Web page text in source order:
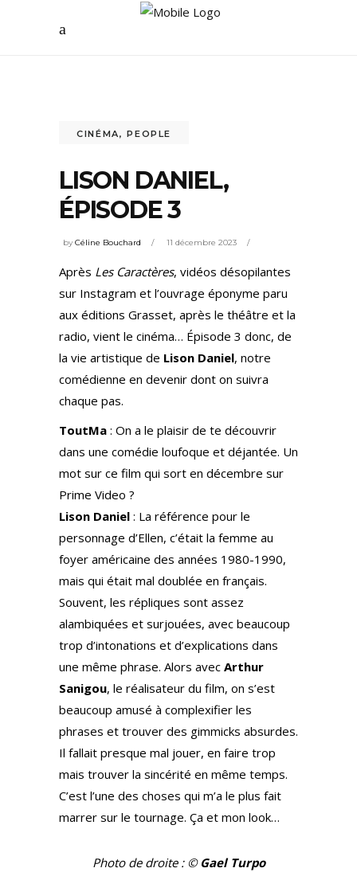
CINÉMA,PEOPLE
LISON DANIEL,
ÉPISODE 3
byCéline Bouchard 11 décembre 2023
Après Les Caractères, vidéos désopilantes
sur Instagram et l’ouvrage éponyme paru
aux éditions Grasset, après le théâtre et la
radio, vient le cinéma… Épisode 3 donc, de
la vie artistique de Lison Daniel, notre
comédienne en devenir dont on suivra
chaque pas.
ToutMa : On a le plaisir de te découvrir
dans une comédie loufoque et déjantée. Un
mot sur ce film qui sort en décembre sur
Prime Video ?
Lison Daniel : La référence pour le
personnage d’Ellen, c’était la femme au
foyer américaine des années 1980-1990,
mais qui était mal doublée en français.
Souvent, les répliques sont assez
alambiquées et surjouées, avec beaucoup
trop d’intonations et d’explications dans
une même phrase. Alors avec Arthur
Sanigou, le réalisateur du film, on s’est
beaucoup amusé à complexifier les
phrases et trouver des gimmicks absurdes.
Il fallait presque mal jouer, en faire trop
mais trouver la sincérité en même temps.
C’est l’une des choses qui m’a le plus fait
marrer sur le tournage. Ça et mon look…
Photo de droite : ©Gael Turpo